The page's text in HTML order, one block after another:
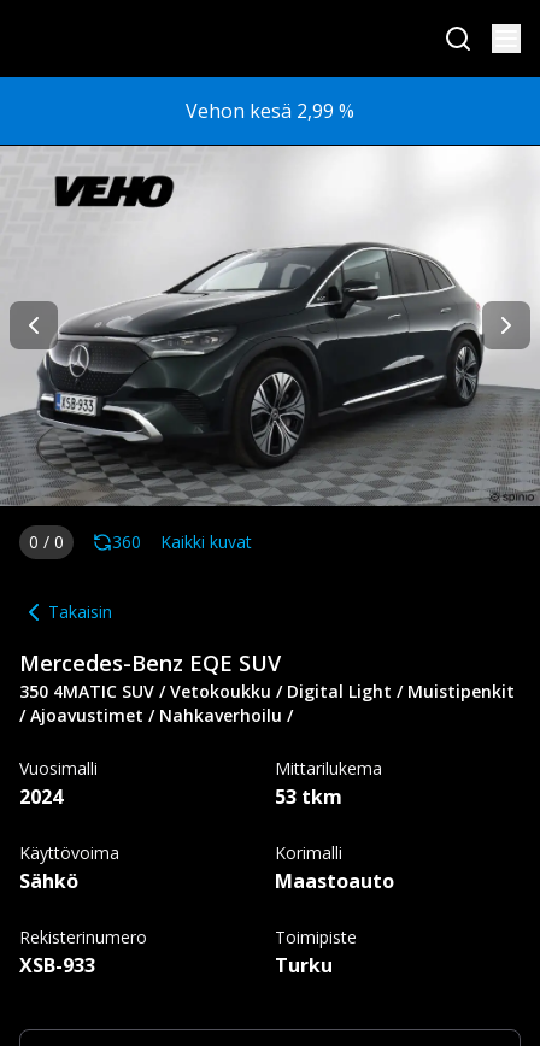
Vehon kesä 2,99 %
0 / 0 360 Kaikki kuvat
Takaisin
Mercedes-Benz EQE SUV
350 4MATIC SUV / Vetokoukku / Digital Light / Muistipenkit
/ Ajoavustimet / Nahkaverhoilu /
Vuosimalli
2024
Mittarilukema
53 tkm
Käyttövoima
Sähkö
Korimalli
Maastoauto
Rekisterinumero
XSB-933
Toimipiste
Turku